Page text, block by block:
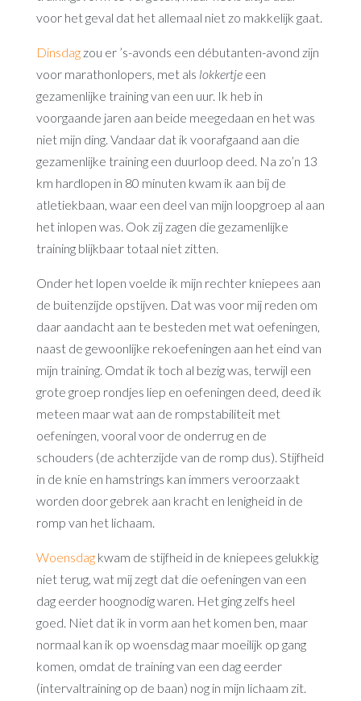
voor het geval dat het allemaal niet zo makkelijk gaat.
Dinsdagzou er ’s-avonds een débutanten-avond zijn
voor marathonlopers, met als lokkertjeeen
gezamenlijke training van een uur. Ik heb in
voorgaande jaren aan beide meegedaan en het was
niet mijn ding. Vandaar dat ik voorafgaand aan die
gezamenlijke training een duurloop deed. Na zo’n 13
km hardlopen in 80 minuten kwam ik aan bij de
atletiekbaan, waar een deel van mijn loopgroep al aan
het inlopen was. Ook zij zagen die gezamenlijke
training blijkbaar totaal niet zitten.
Onder het lopen voelde ik mijn rechter kniepees aan
de buitenzijde opstijven. Dat was voor mij reden om
daar aandacht aan te besteden met wat oefeningen,
naast de gewoonlijke rekoefeningen aan het eind van
mijn training. Omdat ik toch al bezig was, terwijl een
grote groep rondjes liep en oefeningen deed, deed ik
meteen maar wat aan de rompstabiliteit met
oefeningen, vooral voor de onderrug en de
schouders (de achterzijde van de romp dus). Stijfheid
in de knie en hamstrings kan immers veroorzaakt
worden door gebrek aan kracht en lenigheid in de
romp van het lichaam.
Woensdagkwam de stijfheid in de kniepees gelukkig
niet terug, wat mij zegt dat die oefeningen van een
dag eerder hoognodig waren. Het ging zelfs heel
goed. Niet dat ik in vorm aan het komen ben, maar
normaal kan ik op woensdag maar moeilijk op gang
komen, omdat de training van een dag eerder
(intervaltraining op de baan) nog in mijn lichaam zit.